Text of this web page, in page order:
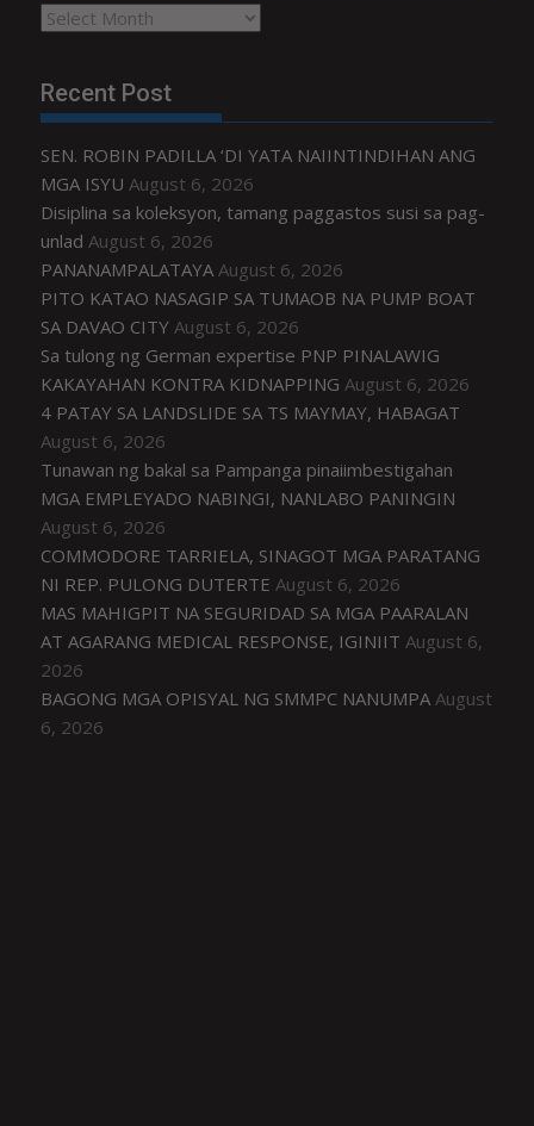
Archives
Recent Post
SEN. ROBIN PADILLA ‘DI YATA NAIINTINDIHAN ANG
MGA ISYU August 6, 2026
Disiplina sa koleksyon, tamang paggastos susi sa pag-
unlad August 6, 2026
PANANAMPALATAYA August 6, 2026
PITO KATAO NASAGIP SA TUMAOB NA PUMP BOAT
SA DAVAO CITY August 6, 2026
Sa tulong ng German expertise PNP PINALAWIG
KAKAYAHAN KONTRA KIDNAPPING August 6, 2026
4 PATAY SA LANDSLIDE SA TS MAYMAY, HABAGAT
August 6, 2026
Tunawan ng bakal sa Pampanga pinaiimbestigahan
MGA EMPLEYADO NABINGI, NANLABO PANINGIN
August 6, 2026
COMMODORE TARRIELA, SINAGOT MGA PARATANG
NI REP. PULONG DUTERTE August 6, 2026
MAS MAHIGPIT NA SEGURIDAD SA MGA PAARALAN
AT AGARANG MEDICAL RESPONSE, IGINIIT August 6,
2026
BAGONG MGA OPISYAL NG SMMPC NANUMPA August
6, 2026